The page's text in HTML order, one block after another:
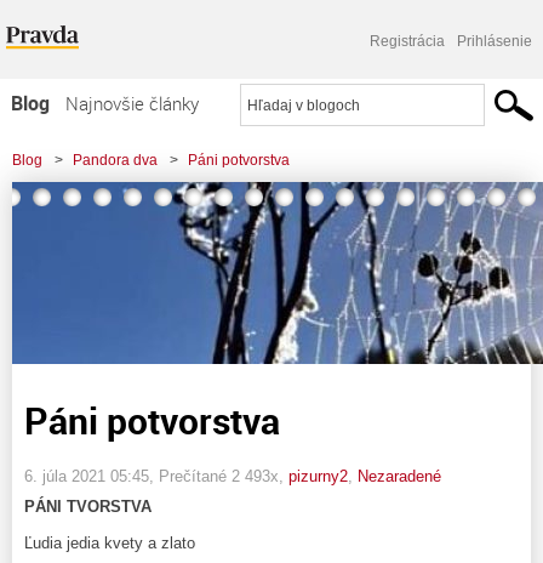
Registrácia Prihlásenie
Blog
Najnovšie články
Najčítanejšie články
Najkomentovanejšie články
Blog > Pandora dva > Páni potvorstva
Páni potvorstva
6. júla 2021 05:45 , Prečítané 2 493x, pizurny2 Nezaradené
PÁNI TVORSTVA
Ľudia jedia kvety a zlato